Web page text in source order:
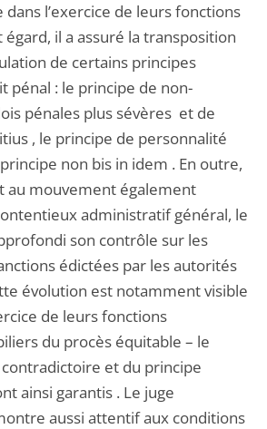
l’exercice de leurs fonctions
égard, il a assuré la transposition
de certains principes
pénal : le principe de non-
pénales plus sévères et de
, le principe de personnalité
non bis in idem . En outre,
au mouvement également
administratif général, le
son contrôle sur les
édictées par les autorités
évolution est notamment visible
de leurs fonctions
du procès équitable – le
et du principe
ainsi garantis . Le juge
aussi attentif aux conditions